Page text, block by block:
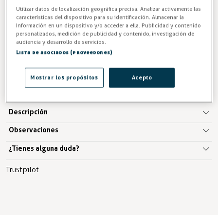
-3% AHORRA -0,26 €
8,85 €
AÑADIR A LA CESTA
Descripción
Observaciones
¿Tienes alguna duda?
Trustpilot
Utilizar datos de localización geográfica precisa. Analizar activamente las
características del dispositivo para su identificación. Almacenar la
información en un dispositivo y/o acceder a ella. Publicidad y contenido
personalizados, medición de publicidad y contenido, investigación de
audiencia y desarrollo de servicios.
Lista de asociados (proveedores)
Acepto
Mostrar los propósitos